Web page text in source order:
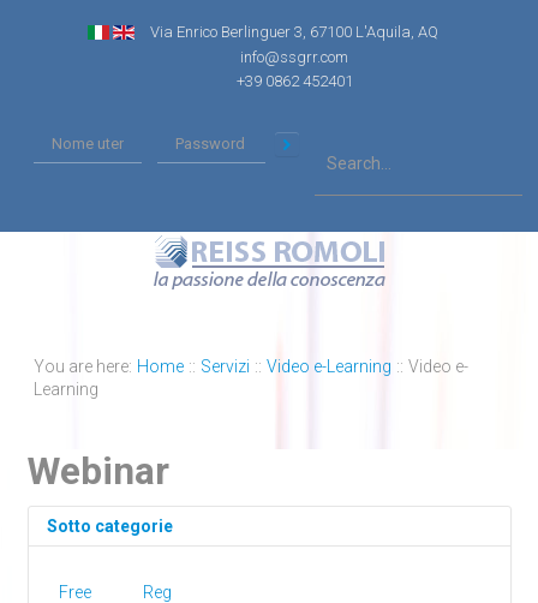
Via Enrico Berlinguer 3, 67100 L'Aquila, AQ
info@ssgrr.com
+39 0862 452401
You are here: Home :: Servizi :: Video e-Learning :: Video e-
Learning
Webinar
Sotto categorie
Free
Reg